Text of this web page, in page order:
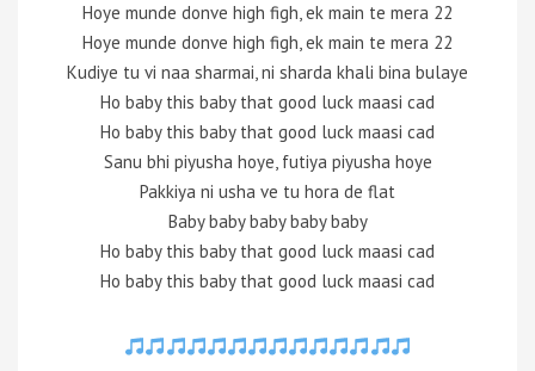
Hoye munde donve high figh, ek main te mera 22
Hoye munde donve high figh, ek main te mera 22
Kudiye tu vi naa sharmai, ni sharda khali bina bulaye
Ho baby this baby that good luck maasi cad
Ho baby this baby that good luck maasi cad
Sanu bhi piyusha hoye, futiya piyusha hoye
Pakkiya ni usha ve tu hora de flat
Baby baby baby baby baby
Ho baby this baby that good luck maasi cad
Ho baby this baby that good luck maasi cad